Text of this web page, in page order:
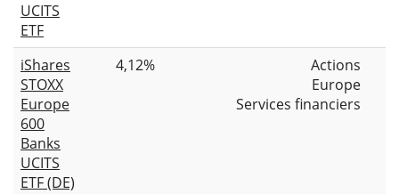
UCITS
ETF
iShares
STOXX
Europe
600
Banks
UCITS
ETF (DE)
4,12%
Actions
Europe
Services financiers